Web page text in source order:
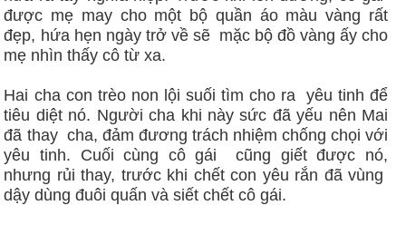
được mẹ may cho một bộ quần áo màu vàng rất
đẹp, hứa hẹn ngày trở về sẽ mặc bộ đồ vàng ấy cho
mẹ nhìn thấy cô từ xa.
Hai cha con trèo non lội suối tìm cho ra yêu tinh để
tiêu diệt nó. Người cha khi này sức đã yếu nên Mai
đã thay cha, đảm đương trách nhiệm chống chọi với
yêu tinh. Cuối cùng cô gái cũng giết được nó,
nhưng rủi thay, trước khi chết con yêu rắn đã vùng
dậy dùng đuôi quấn và siết chết cô gái.